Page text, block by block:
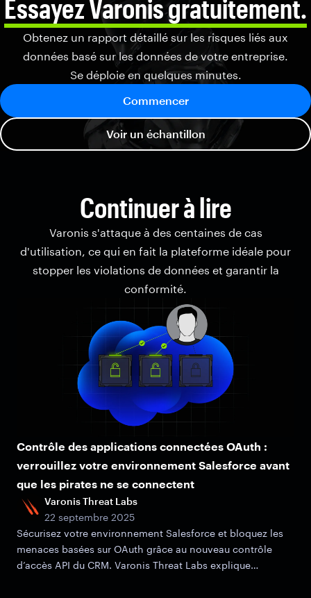
Essayez Varonis gratuitement.
Obtenez un rapport détaillé sur les risques liés aux
données basé sur les données de votre entreprise.
Se déploie en quelques minutes.
Commencer
Voir un échantillon
Continuer à lire
Varonis s'attaque à des centaines de cas
d'utilisation, ce qui en fait la plateforme idéale pour
stopper les violations de données et garantir la
conformité.
Contrôle des applications connectées OAuth :
verrouillez votre environnement Salesforce avant
que les pirates ne se connectent
Varonis Threat Labs
22 septembre 2025
Sécurisez votre environnement Salesforce et bloquez les
menaces basées sur OAuth grâce au nouveau contrôle
d’accès API du CRM. Varonis Threat Labs explique